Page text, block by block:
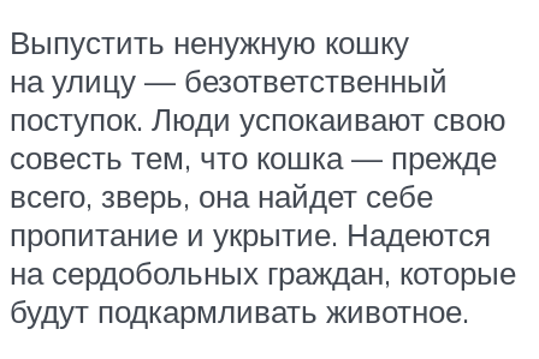
Выпустить ненужную кошку
на улицу — безответственный
поступок. Люди успокаивают свою
совесть тем, что кошка — прежде
всего, зверь, она найдет себе
пропитание и укрытие. Надеются
на сердобольных граждан, которые
будут подкармливать животное.